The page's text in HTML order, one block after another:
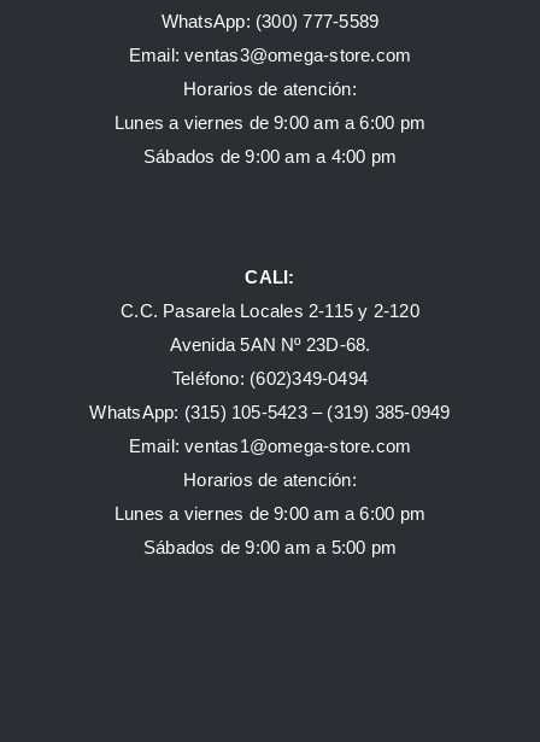
WhatsApp: (300) 777-5589
Email: ventas3@omega-store.com
Horarios de atención:
Lunes a viernes de 9:00 am a 6:00 pm
Sábados de 9:00 am a 4:00 pm
CALI:
C.C. Pasarela Locales 2-115 y 2-120
Avenida 5AN Nº 23D-68.
Teléfono: (602)349-0494
WhatsApp: (315) 105-5423 – (319) 385-0949
Email:ventas1@omega-store.com
Horarios de atención:
Lunes a viernes de 9:00 am a 6:00 pm
Sábados de 9:00 am a 5:00 pm